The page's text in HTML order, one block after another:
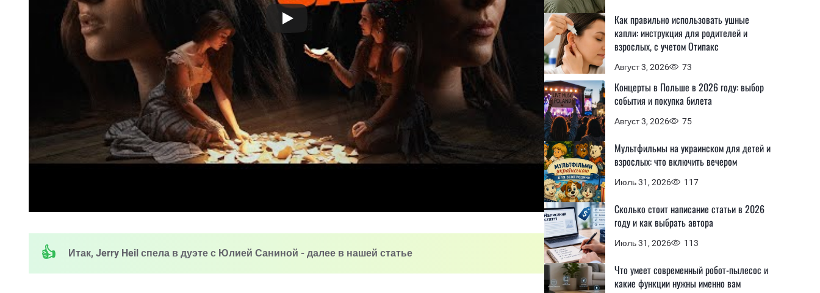
Итак, Jerry Heil спела в дуэте с Юлией Саниной - далее в нашей статье
Август 3, 2026 73
Как правильно использовать ушные
капли: инструкция для родителей и
взрослых, с учетом Отипакс
Август 3, 2026 75
Концерты в Польше в 2026 году: выбор
события и покупка билета
Июль 31, 2026 117
Мультфильмы на украинском для детей и
взрослых: что включить вечером
Июль 31, 2026 113
Сколько стоит написание статьи в 2026
году и как выбрать автора
Что умеет современный робот-пылесос и
какие функции нужны именно вам